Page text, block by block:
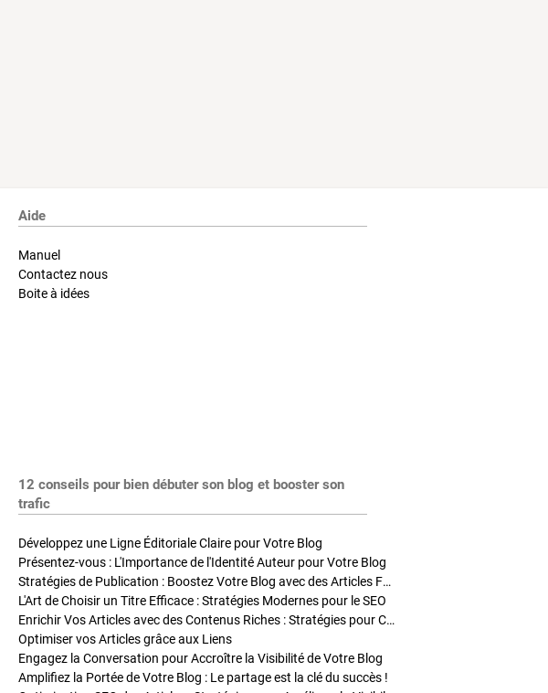
Aide
Manuel
Contactez nous
Boite à idées
12 conseils pour bien débuter son blog et booster son
trafic
Développez une Ligne Éditoriale Claire pour Votre Blog
Présentez-vous : L'Importance de l'Identité Auteur pour Votre Blog
Stratégies de Publication : Boostez Votre Blog avec des Articles Fréquents et Exclusifs
L'Art de Choisir un Titre Efficace : Stratégies Modernes pour le SEO
Enrichir Vos Articles avec des Contenus Riches : Stratégies pour Captiver et Optimiser
Optimiser vos Articles grâce aux Liens
Engagez la Conversation pour Accroître la Visibilité de Votre Blog
Amplifiez la Portée de Votre Blog : Le partage est la clé du succès !